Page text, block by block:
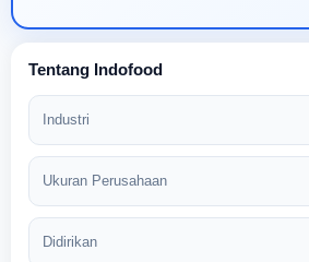
Tentang Indofood
Industri
Ukuran Perusahaan
Didirikan